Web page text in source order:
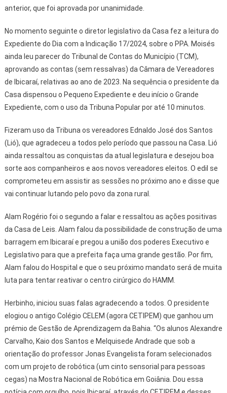
anterior, que foi aprovada por unanimidade.
No momento seguinte o diretor legislativo da Casa fez a leitura do
Expediente do Dia com a Indicação 17/2024, sobre o PPA. Moisés
ainda leu parecer do Tribunal de Contas do Município (TCM),
aprovando as contas (sem ressalvas) da Câmara de Vereadores
de Ibicaraí, relativas ao ano de 2023. Na sequência o presidente da
Casa dispensou o Pequeno Expediente e deu início o Grande
Expediente, com o uso da Tribuna Popular por até 10 minutos.
Fizeram uso da Tribuna os vereadores Ednaldo José dos Santos
(Lió), que agradeceu a todos pelo período que passou na Casa. Lió
ainda ressaltou as conquistas da atual legislatura e desejou boa
sorte aos companheiros e aos novos vereadores eleitos. O edil se
comprometeu em assistir as sessões no próximo ano e disse que
vai continuar lutando pelo povo da zona rural.
Alam Rogério foi o segundo a falar e ressaltou as ações positivas
da Casa de Leis. Alam falou da possibilidade de construção de uma
barragem em Ibicaraí e pregou a união dos poderes Executivo e
Legislativo para que a prefeita faça uma grande gestão. Por fim,
Alam falou do Hospital e que o seu próximo mandato será de muita
luta para tentar reativar o centro cirúrgico do HAMM.
Herbinho, iniciou suas falas agradecendo a todos. O presidente
elogiou o antigo Colégio CELEM (agora CETIPEM) que ganhou um
prémio de Gestão de Aprendizagem da Bahia. “Os alunos Alexandre
Carvalho, Kaio dos Santos e Melquisede Andrade que sob a
orientação do professor Jonas Evangelista foram selecionados
com um projeto de robótica (um cinto sensorial para pessoas
cegas) na Mostra Nacional de Robótica em Goiânia. Dou essa